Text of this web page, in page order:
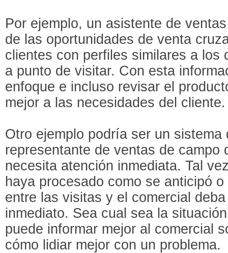
Por ejemplo, un asistente de
de las oportunidades de venta
clientes con perfiles similares a los
a punto de visitar. Con esta
enfoque e incluso revisar el
mejor a las necesidades del cliente.
Otro ejemplo podría ser un sistema
representante de ventas de campo
necesita atención inmediata. Tal
haya procesado como se anticipó
entre las visitas y el comercial
inmediato. Sea cual sea la
puede informar mejor al comercial
cómo lidiar mejor con un problema.